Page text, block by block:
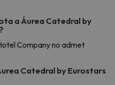
a Áurea Catedral by
Company no admet
Catedral by Eurostars